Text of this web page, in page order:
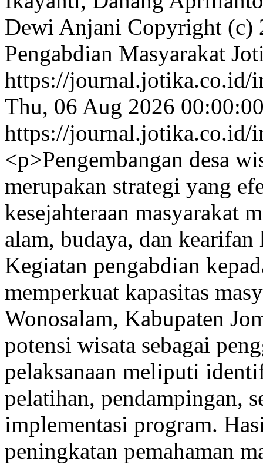
Dewi Anjani Copyright (c)
Pengabdian Masyarakat
https://journal.jotika.co.id/
Thu, 06 Aug 2026
https://journal.jotika.co.id/
<p>Pengembangan desa
merupakan strategi yang
kesejahteraan masyarakat
alam, budaya, dan
Kegiatan pengabdian
memperkuat kapasitas
Wonosalam, Kabupaten
potensi wisata sebagai
pelaksanaan meliputi
pelatihan, pendampingan,
implementasi program.
peningkatan pemahaman